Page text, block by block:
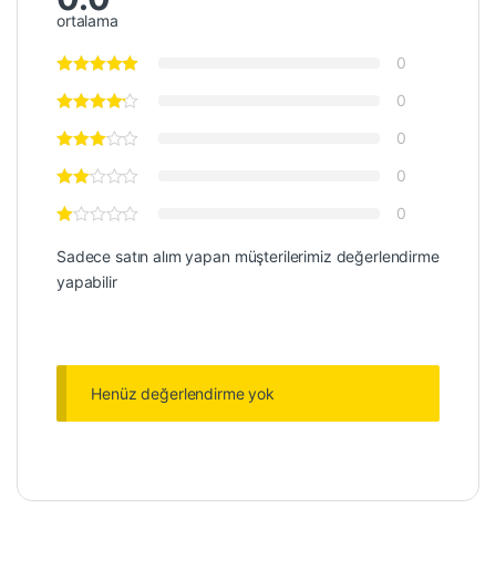
ortalama
0
0
0
0
0
Sadece satın alım yapan müşterilerimiz değerlendirme
yapabilir
Henüz değerlendirme yok